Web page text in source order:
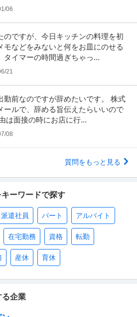
06
のですが、今日キッチンの料理を初
モなどをみないと何をお皿にのせる
タイマーの時間過ぎちゃっ...
21
勤前なのですが辞めたいです。 株式
ールで、辞める旨伝えたらいいので
は面接の時にお店に行...
08
質問をもっと見る
ーワードで探す
派遣社員 パート アルバイト
在宅勤務 資格 転勤
産休 育休
る企業